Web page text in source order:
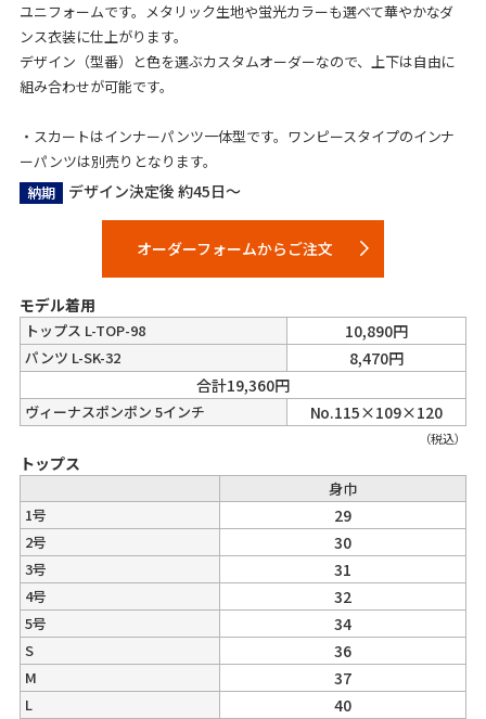
ユニフォームです。メタリック生地や蛍光カラーも選べて華やかなダ
ンス衣装に仕上がります。
デザイン（型番）と色を選ぶカスタムオーダーなので、上下は自由に
組み合わせが可能です。
・スカートはインナーパンツ一体型です。ワンピースタイプのインナ
ーパンツは別売りとなります。
納期
デザイン決定後 約45日～
オーダーフォームからご注文
モデル着用
（税込）
トップス L-TOP-98 10,890円
パンツ L-SK-32
8,470円
合計19,360円
ヴィーナスポンポン 5インチ No.115×109×120
トップス
身巾
1号
29
2号 30
3号 31
4号 32
5号 34
S 36
M 37
L 40